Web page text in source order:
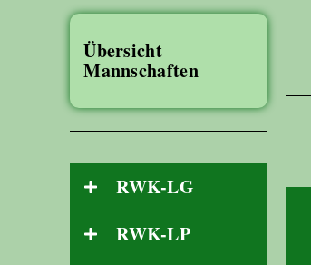
Übersicht
Mannschaften
RWK-LG
RWK-LP